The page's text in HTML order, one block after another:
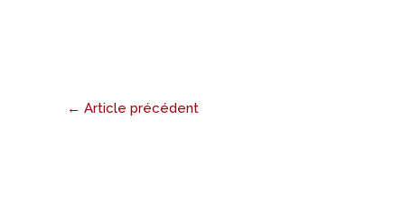
← Article précédent